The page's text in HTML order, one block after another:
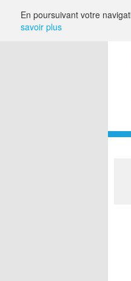
En poursuivant votre
savoir plus